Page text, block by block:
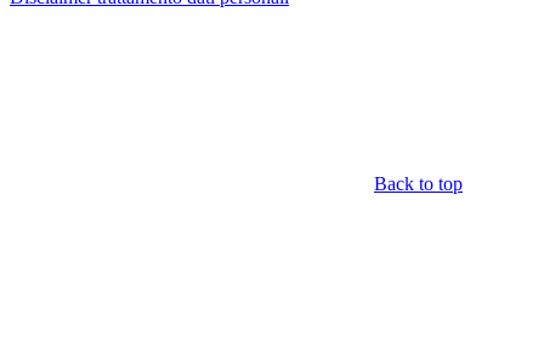
Back to top